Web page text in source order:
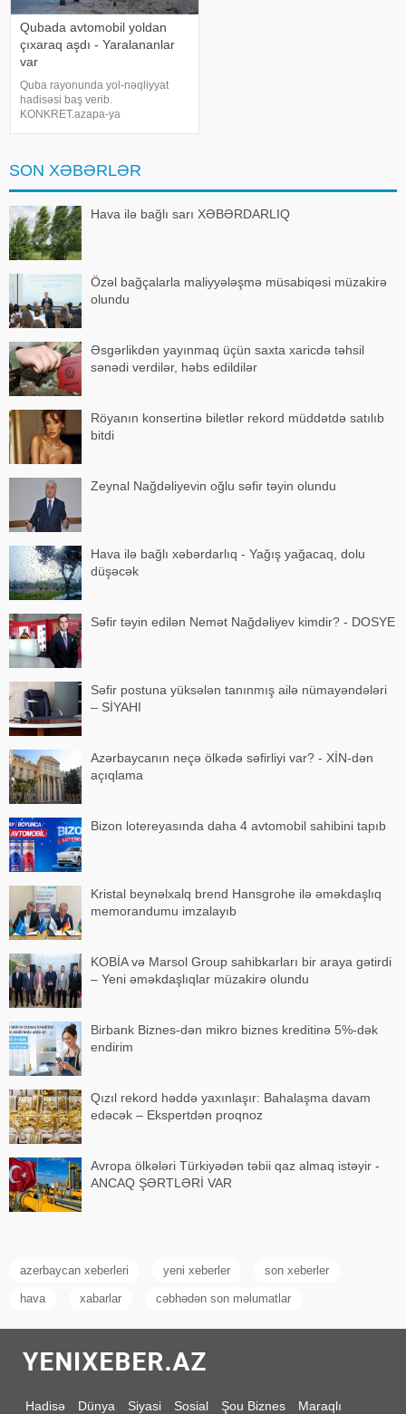
Qubada avtomobil yoldan
çıxaraq aşdı - Yaralananlar
var
Quba rayonunda yol-nəqliyyat
hadisəsi baş verib.
KONKRET.azapa-ya
ərazisindən keçən hissəsində
qeydə alınıb. İlkin məlumata
SON XƏBƏRLƏR
Hava ilə bağlı sarı XƏBƏRDARLIQ
Özəl bağçalarla maliyyələşmə müsabiqəsi müzakirə
olundu
Əsgərlikdən yayınmaq üçün saxta xaricdə təhsil
sənədi verdilər, həbs edildilər
Röyanın konsertinə biletlər rekord müddətdə satılıb
bitdi
Zeynal Nağdəliyevin oğlu səfir təyin olundu
Hava ilə bağlı xəbərdarlıq - Yağış yağacaq, dolu
düşəcək
Səfir təyin edilən Nemət Nağdəliyev kimdir? - DOSYE
Səfir postuna yüksələn tanınmış ailə nümayəndələri
– SİYAHI
Azərbaycanın neçə ölkədə səfirliyi var? - XİN-dən
açıqlama
Bizon lotereyasında daha 4 avtomobil sahibini tapıb
Kristal beynəlxalq brend Hansgrohe ilə əməkdaşlıq
memorandumu imzalayıb
KOBİA və Marsol Group sahibkarları bir araya gətirdi
– Yeni əməkdaşlıqlar müzakirə olundu
Birbank Biznes-dən mikro biznes kreditinə 5%-dək
endirim
Qızıl rekord həddə yaxınlaşır: Bahalaşma davam
edəcək – Ekspertdən proqnoz
Avropa ölkələri Türkiyədən təbii qaz almaq istəyir -
ANCAQ ŞƏRTLƏRİ VAR
azerbaycan xeberleri yeni xeberler son xeberler
hava xabarlar cəbhədən son məlumatlar
Hadisə Dünya Siyasi Sosial Şou Biznes
Maraqlı